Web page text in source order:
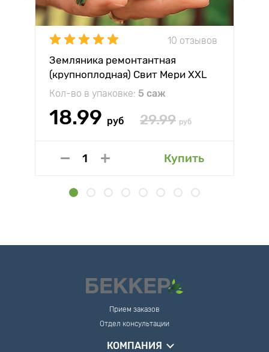
10 отзывов
Земляника ремонтантная
(крупноплодная) Свит Мери XXL
Кол-во в упаковке: 5 саж
18.99 руб 29.99 руб
Купить
Прием заказов
Отдел консультации
КОМПАНИЯ